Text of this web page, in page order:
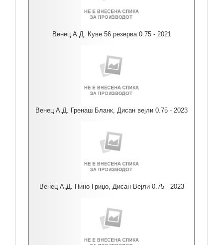
Венец А.Д. Куве 56 резерва 0.75 - 2021
Венец А.Д. Гренаш Бланк, Дисан вејли 0.75 - 2023
Венец А.Д. Пино Гриџо, Дисан Вејли 0.75 - 2023